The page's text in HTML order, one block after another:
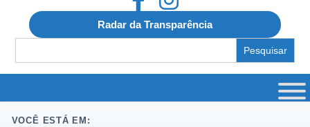
Radar da Transparência
for:
VOCÊ ESTÁ EM: